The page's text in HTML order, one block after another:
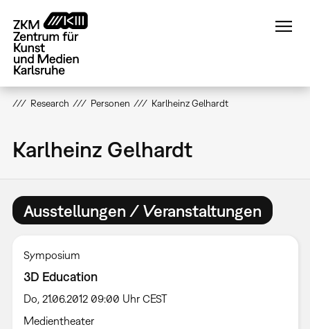
zum
Inhalt
Research Personen Karlheinz Gelhardt
Karlheinz Gelhardt
Ausstellungen / Veranstaltungen
Symposium
3D Education
Do, 21.06.2012 09:00 Uhr CEST
Medientheater